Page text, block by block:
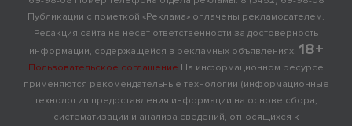
Публикации с пометкой «Реклама» оплачены рекламодателем.
Редакция сайта не несет ответственности за достоверность
информации, содержащейся в рекламных объявлениях. 18+
Пользовательское соглашение На информационном ресурсе
применяются рекомендательные технологии (информационные
технологии предоставления информации на основе сбора,
систематизации и анализа сведений, относящихся к